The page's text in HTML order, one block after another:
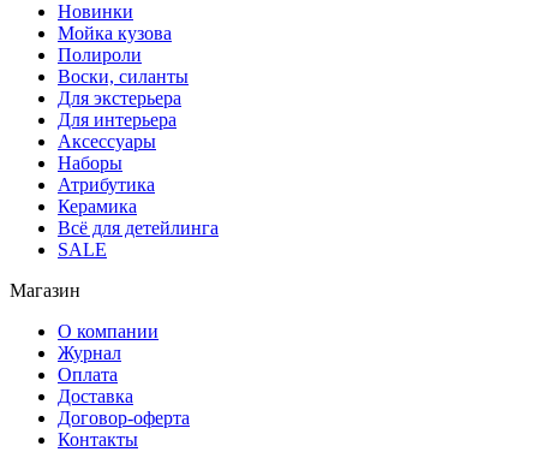
Новинки
Мойка кузова
Полироли
Воски, силанты
Для экстерьера
Для интерьера
Аксессуары
Наборы
Атрибутика
Керамика
Всё для детейлинга
SALE
Магазин
О компании
Журнал
Оплата
Доставка
Договор-оферта
Контакты